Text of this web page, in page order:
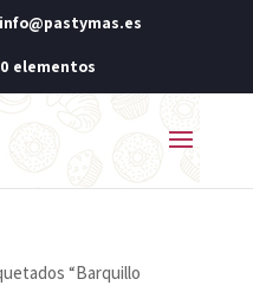
info@pastymas.es
0 elementos
“Barquillo